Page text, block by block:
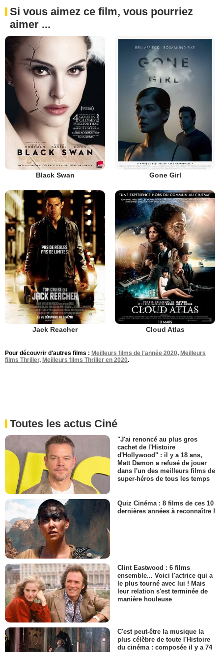
Si vous aimez ce film, vous pourriez
aimer ...
Black Swan Gone Girl
Jack Reacher Cloud Atlas
Pour découvrir d'autres films : Meilleurs films de l'année 2020, Meilleurs
films Thriller, Meilleurs films Thriller en 2020.
Toutes les actus Ciné
"J'ai renoncé au plus gros
cachet de l'Histoire
d'Hollywood" : il y a 18 ans,
Matt Damon a refusé de jouer
dans l'un des meilleurs films de
super-héros de tous les temps
Quiz Cinéma : 8 films de ces 10
dernières années à reconnaître !
Clint Eastwood : 6 films
ensemble... Voici l'actrice qui a
le plus tourné avec lui ! Mais
leur relation s'est terminée de
manière houleuse
C'est peut-être la musique la
plus célèbre de toute l'Histoire
du cinéma : composée il y a 74